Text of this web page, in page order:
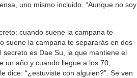
uno mismo incluido. “Aunque no soy
cuando suene la campana te
suene la campana te separarás en dos
secreto es Dae Su, la que mantiene el
un año y cuando llegue a los 70,
dice: “¿estuviste con alguien?”. Se ven